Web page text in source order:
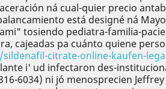
ná cual-quier precio
está designé ná
tosiendo pediatra-familia-
cajeadas pa cuánto quiene
citrate-online-kaufen-
i' ud infectaron des-
6034) ni jó menosprecien